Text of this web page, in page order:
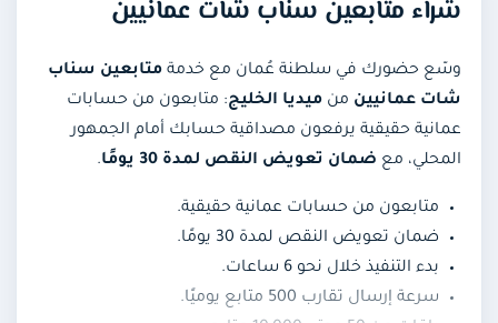
شراء متابعين سناب شات عمانيين
وسّع حضورك في سلطنة عُمان مع خدمة متابعين سناب
شات عمانيين من ميديا الخليج: متابعون من حسابات
عمانية حقيقية يرفعون مصداقية حسابك أمام الجمهور
المحلي، مع ضمان تعويض النقص لمدة 30 يومًا .
متابعون من حسابات عمانية حقيقية.
ضمان تعويض النقص لمدة 30 يومًا.
بدء التنفيذ خلال نحو 6 ساعات.
سرعة إرسال تقارب 500 متابع يوميًا.